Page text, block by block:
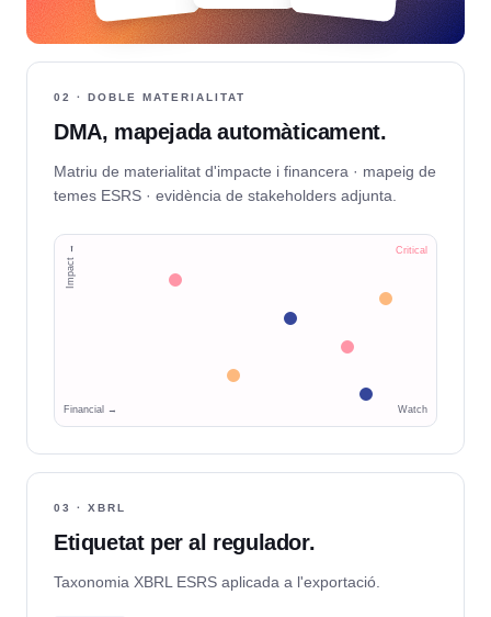
02 · DOBLE MATERIALITAT
DMA, mapejada automàticament.
Matriu de materialitat d'impacte i financera · mapeig de
temes ESRS · evidència de stakeholders adjunta.
Financial →
Impact → Critical
Watch
03 · XBRL
Etiquetat per al regulador.
Taxonomia XBRL ESRS aplicada a l'exportació.